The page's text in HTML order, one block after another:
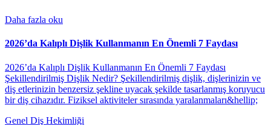
Daha fazla oku
2026’da Kalıplı Dişlik Kullanmanın En Önemli 7 Faydası
2026’da Kalıplı Dişlik Kullanmanın En Önemli 7 Faydası
Şekillendirilmiş Dişlik Nedir? Şekillendirilmiş dişlik, dişlerinizin ve
diş etlerinizin benzersiz şekline uyacak şekilde tasarlanmış koruyucu
bir diş cihazıdır. Fiziksel aktiviteler sırasında yaralanmaları&hellip;
Genel Diş Hekimliği